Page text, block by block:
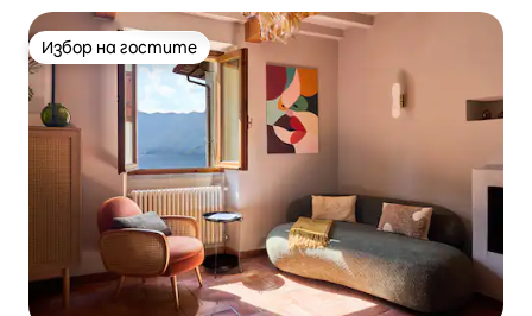
Избор на гостите
Избор на гостите